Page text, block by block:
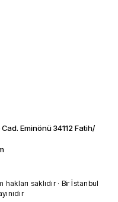
Eminönü 34112 Fatih/
saklıdır · Bir İstanbul